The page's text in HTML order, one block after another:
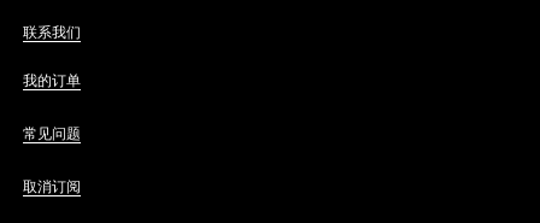
联系我们
我的订单
常见问题
取消订阅